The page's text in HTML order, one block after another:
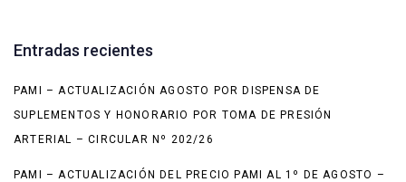
Entradas recientes
PAMI – ACTUALIZACIÓN AGOSTO POR DISPENSA DE
SUPLEMENTOS Y HONORARIO POR TOMA DE PRESIÓN
ARTERIAL – CIRCULAR Nº 202/26
PAMI – ACTUALIZACIÓN DEL PRECIO PAMI AL 1º DE AGOSTO –